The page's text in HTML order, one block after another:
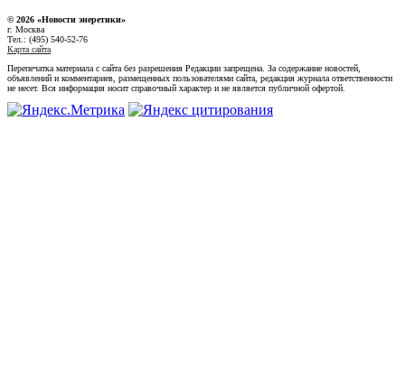
© 2026 «Новости энеретики»
г. Москва
Тел.: (495) 540-52-76
Карта сайта
Перепечатка материала с сайта без разрешения Редакции запрещена. За содержание новостей,
объявлений и комментариев, размещенных пользователями сайта, редакция журнала ответственности
не несет. Вся информация носит справочный характер и не является публичной офертой.